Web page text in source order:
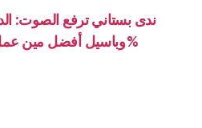
ندى بستاني ترفع الصوت:
وباسيل أفضل مين عمل وزير طاقة، ولوحدنا 40%